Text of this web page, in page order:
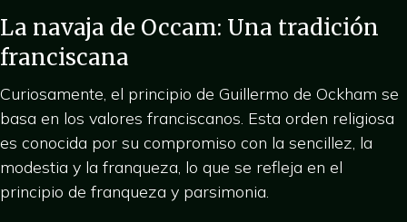
La navaja de Occam: Una tradición
franciscana
Curiosamente, el principio de Guillermo de Ockham se
basa en los valores franciscanos. Esta orden religiosa
es conocida por su compromiso con la sencillez, la
modestia y la franqueza, lo que se refleja en el
principio de franqueza y parsimonia.